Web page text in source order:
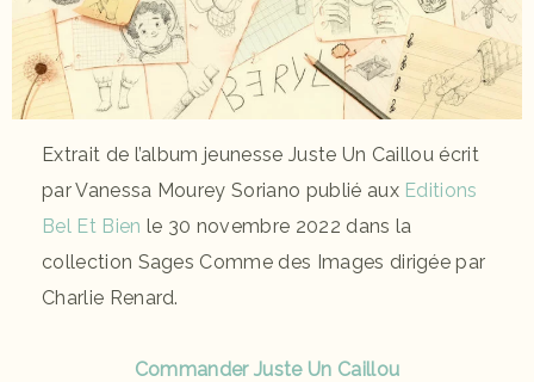
Extrait de l’album jeunesse Juste Un Caillou écrit
par Vanessa Mourey Soriano publié aux Editions
Bel Et Bien le 30 novembre 2022 dans la
collection Sages Comme des Images dirigée par
Charlie Renard.
Commander Juste Un Caillou